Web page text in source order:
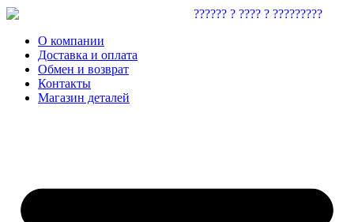
О компании
Доставка и оплата
Обмен и возврат
Контакты
Магазин деталей